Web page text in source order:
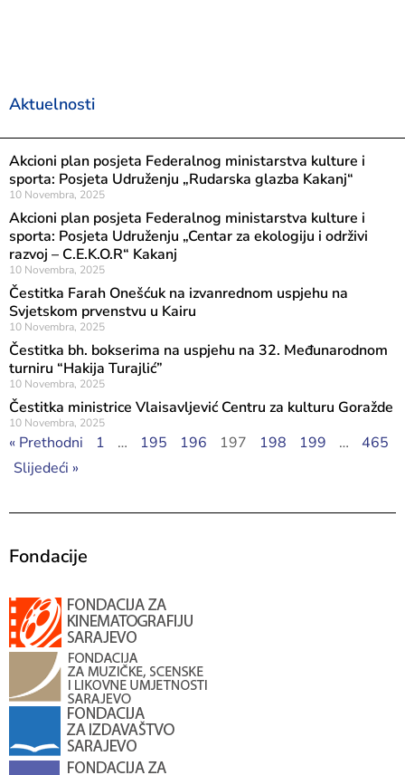
Aktuelnosti
Akcioni plan posjeta Federalnog ministarstva kulture i
sporta: Posjeta Udruženju „Rudarska glazba Kakanj“
10 Novembra, 2025
Akcioni plan posjeta Federalnog ministarstva kulture i
sporta: Posjeta Udruženju „Centar za ekologiju i održivi
razvoj – C.E.K.O.R“ Kakanj
10 Novembra, 2025
Čestitka Farah Onešćuk na izvanrednom uspjehu na
Svjetskom prvenstvu u Kairu
10 Novembra, 2025
Čestitka bh. bokserima na uspjehu na 32. Međunarodnom
turniru “Hakija Turajlić”
10 Novembra, 2025
Čestitka ministrice Vlaisavljević Centru za kulturu Goražde
10 Novembra, 2025
« Prethodni 1 … 195 196 197 198 199 …
465
Slijedeći »
Fondacije